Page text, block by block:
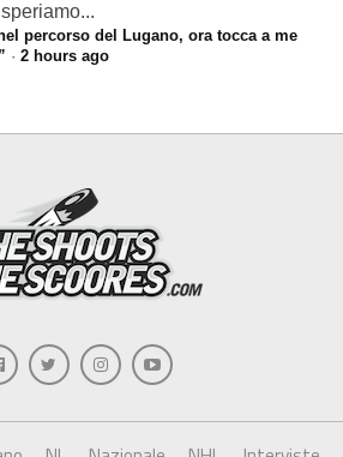
percorso del Lugano, ora tocca a me
· 2 hours ago